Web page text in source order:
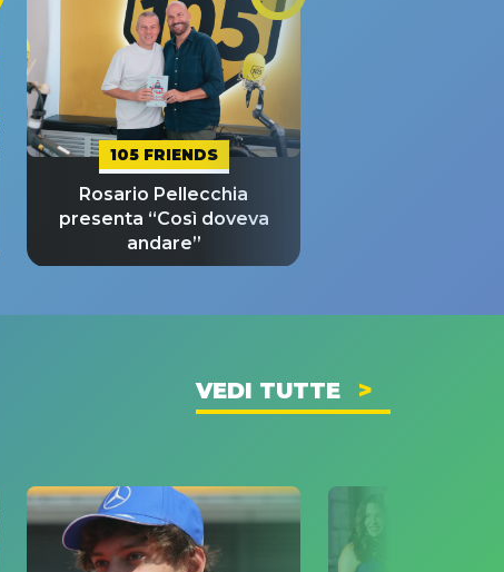
105 FRIENDS
Rosario Pellecchia
presenta “Così doveva
andare”
VEDI TUTTE